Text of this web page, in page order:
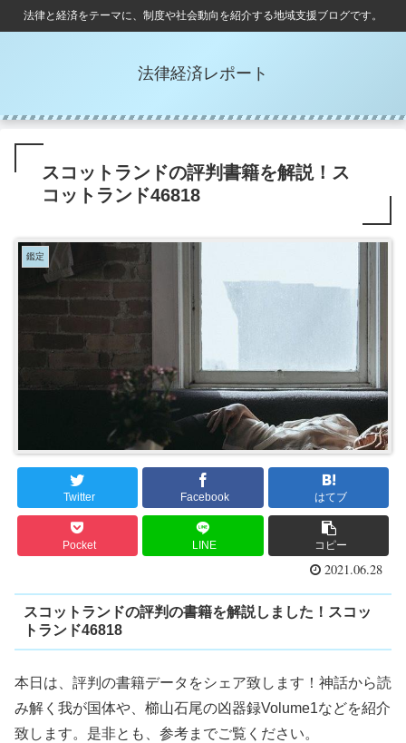
法律と経済をテーマに、制度や社会動向を紹介する地域支援ブログです。
法律経済レポート
スコットランドの評判書籍を解説！ス
コットランド46818
鑑定
Twitter Facebook はてブ
Pocket LINE コピー
2021.06.28
スコットランドの評判の書籍を解説しました！スコッ
トランド46818
本日は、評判の書籍データをシェア致します！神話から読
み解く我が国体や、櫛山石尾の凶器録Volume1などを紹介
致します。是非とも、参考までご覧ください。